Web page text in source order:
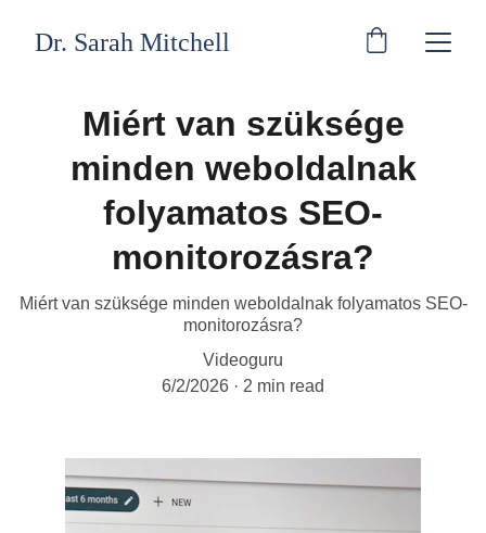
Dr. Sarah Mitchell
Miért van szüksége
minden weboldalnak
folyamatos SEO-
monitorozásra?
Miért van szüksége minden weboldalnak folyamatos SEO-
monitorozásra?
Videoguru
6/2/2026
2 min read